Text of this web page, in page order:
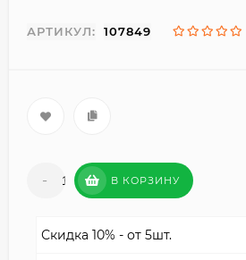
АРТИКУЛ: 107849
- + В КОРЗИНУ
Скидка 10% - от 5шт.